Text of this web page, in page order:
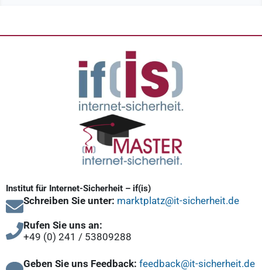
Institut für Internet-Sicherheit – if(is)
Schreiben Sie unter: marktplatz@it-sicherheit.de
Rufen Sie uns an:
+49 (0) 241 / 53809288
Geben Sie uns Feedback: feedback@it-sicherheit.de